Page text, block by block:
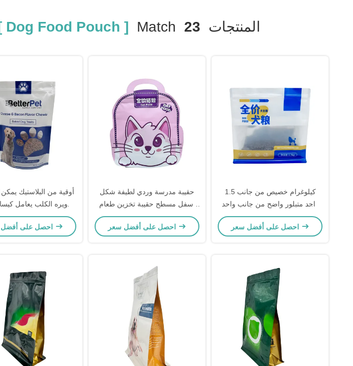
Dog Food Pouch ] Match 23 المنتجات
تدويره الكلب يعامل
الكلب المخصصة مع
حقيبة مدرسة وردي لطيفة شكل
أسفل مسطح حقيبة تخزين طعام
الكلب
1.5 كيلوغرام خصيص من جانب
واحد متبلور واضح من جانب واحد
من ورق الألومنيوم المطلي أكياس
تجريبية طعام الحيوانات الأليفة مع